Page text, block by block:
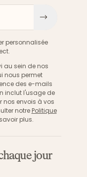
personnalisée
au sein de nos
nous permet
des e-mails
inclut l'usage de
nos envois à vos
notre Politique
plus.
jour